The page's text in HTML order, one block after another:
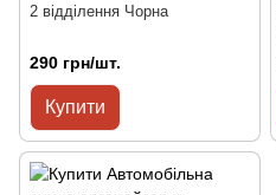
2 відділення Чорна
290 грн/шт.
Купити